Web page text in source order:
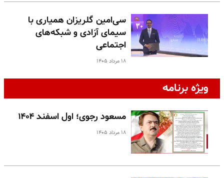
سی‌امین گلریزان همیاری با
سیمای آزادی و شبکه‌های
اجتماعی
۱۸ مرداد ۱۴۰۵
ویژه برنامه
مسعود رجوی؛ اول اسفند ۱۴۰۴
۱۸ مرداد ۱۴۰۵